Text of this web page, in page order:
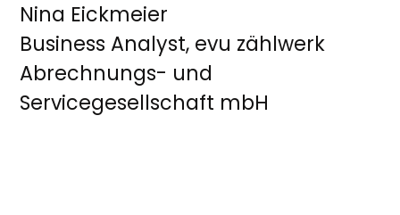
Nina Eickmeier
Business Analyst, evu zählwerk
Abrechnungs- und
Servicegesellschaft mbH